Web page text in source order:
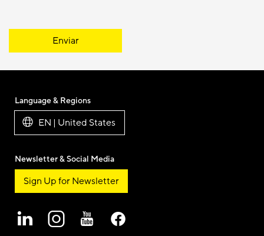
Enviar
Language & Regions
EN | United States
Newsletter & Social Media
Sign Up for Newsletter